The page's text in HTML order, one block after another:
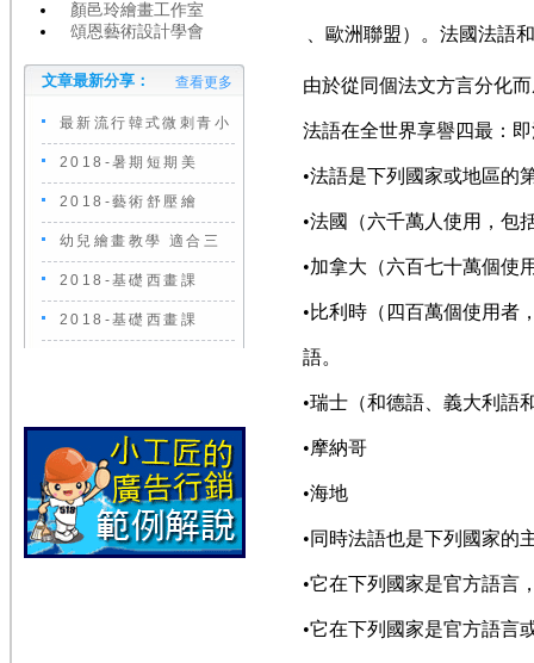
顏邑玲繪畫工作室
頌恩藝術設計學會
文章最新分享： 查看更多
最新流行韓式微刺青小
2018-暑期短期美
2018-藝術舒壓繪
幼兒繪畫教學 適合三
2018-基礎西畫課
2018-基礎西畫課
歐洲聯盟）。法國法語
由於從同個法文方言分化
法語在全世界享譽四最：
•法語是下列國家或地區的
•法國（六千萬人使用，包
•加拿大（六百七十萬個使
•比利時（四百萬個使用者
語。
•瑞士（和德語、義大利語
•摩納哥
•海地
•同時法語也是下列國家的
•它在下列國家是官方語言
•它在下列國家是官方語言